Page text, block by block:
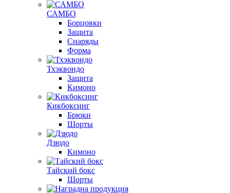
САМБО
Борцовки
Защита
Снаряды
Форма
Тхэквондо
Защита
Кимоно
Кикбоксинг
Брюки
Шорты
Дзюдо
Кимоно
Тайский бокс
Шорты